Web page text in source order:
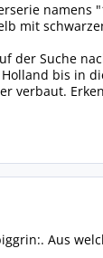
namens
mit
der Suche
bis in
verbaut.
Aus